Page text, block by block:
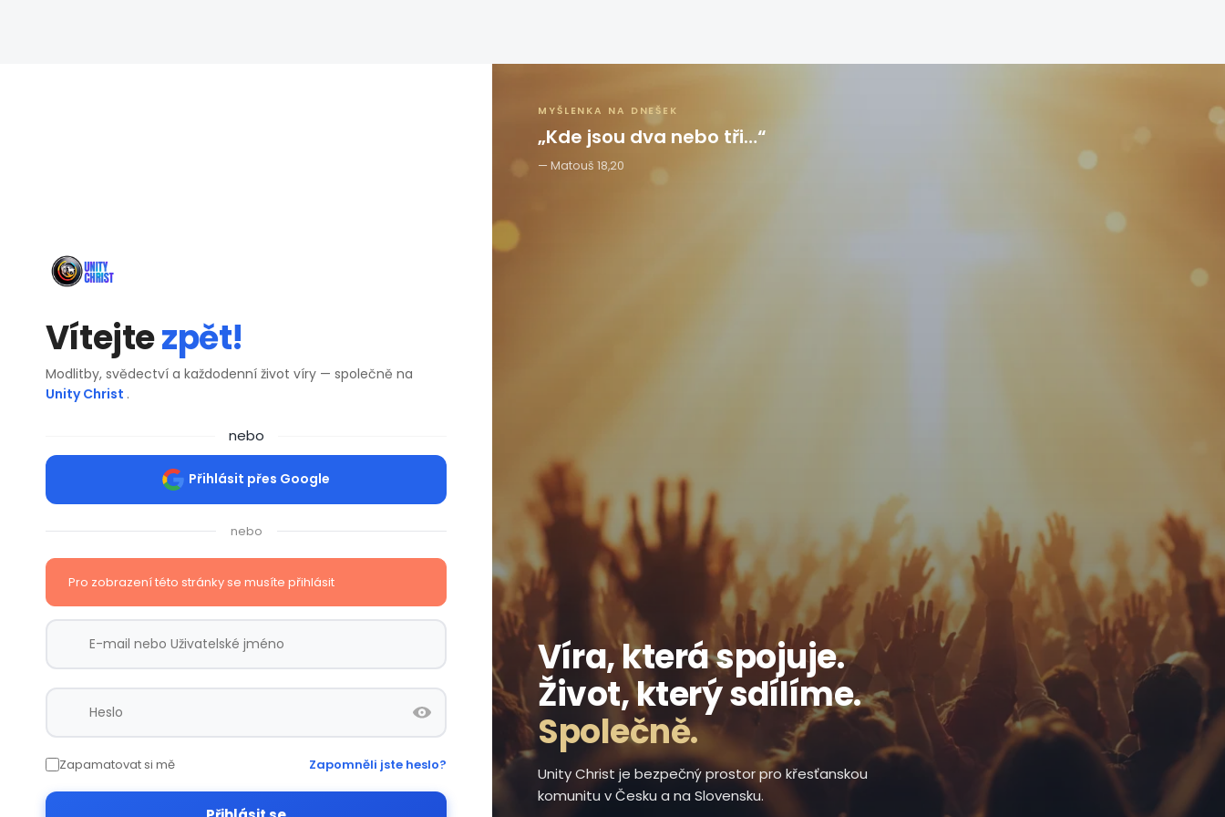
Vítejtezpět!
Modlitby, svědectví a každodenní život víry — společně na
Unity Christ .
nebo
Přihlásit přes Google
nebo
Pro zobrazení této stránky se musíte přihlásit
Zapamatovat si mě Zapomněli jste heslo?
Víra, která spojuje.
Život, který sdílíme.
Společně.
Unity Christ je bezpečný prostor pro křesťanskou
komunitu v Česku a na Slovensku.
MYŠLENKA NA DNEŠEK
„Kde jsou dva nebo tři…“
Matouš 18,20